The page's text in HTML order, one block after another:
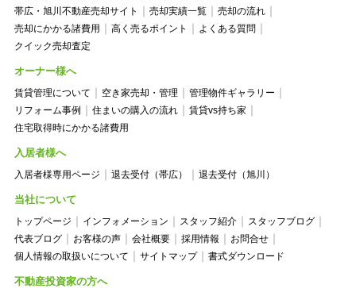
帯広・旭川不動産売却サイト
売却実績一覧
売却の流れ
売却にかかる諸費用
高く売るポイント
よくある質問
クイック売却査定
オーナー様へ
賃貸管理について 空き家売却・管理
管理物件ギャラリー
リフォーム事例
住まいの購入の流れ
賃貸vs持ち家
住宅取得時にかかる諸費用
入居者様へ
入居者様専用ページ 退去受付（帯広） 退去受付（旭川）
当社について
トップページ インフォメーション スタッフ紹介
スタッフブログ
代表ブログ
お客様の声 会社概要 採用情報
お問合せ
個人情報の取扱いについて
サイトマップ 書式ダウンロード
不動産投資家の方へ